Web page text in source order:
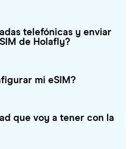
telefónicas y enviar
de Holafly?
mi eSIM?
que voy a tener con la